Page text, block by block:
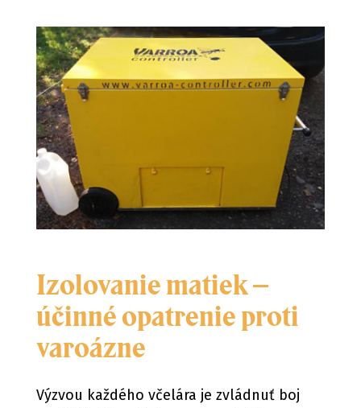
Izolovanie matiek –
účinné opatrenie proti
varoázne
Výzvou každého včelára je zvládnuť boj